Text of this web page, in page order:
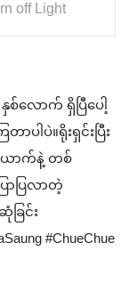
off Light
စ်လောက် ရှိပြီပေါ့
ပါပဲ။ရိုးရှင်းပြီး
ောက်နဲ့ တစ်
ပြလာတဲ့
ြင်း
#ChueChue